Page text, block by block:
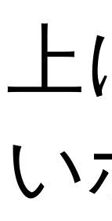
上
い